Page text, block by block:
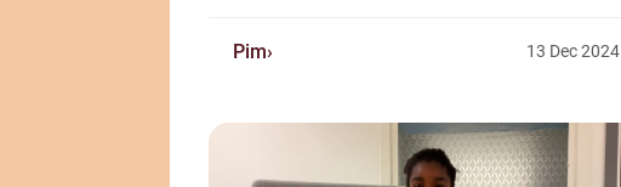
Pim 13 Dec 2024